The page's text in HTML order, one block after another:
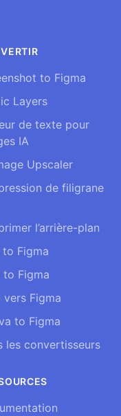
to Figma
Layers
de texte pour
IA
Upscaler
de filigrane
l’arrière-plan
to Figma
to Figma
vers Figma
to Figma
les convertisseurs